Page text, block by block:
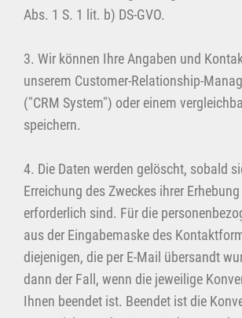
Abs. 1 S. 1 lit. b) DS-GVO.
3. Wir können Ihre Angaben und
unserem Customer-Relationship-
("CRM System") oder einem
speichern.
4. Die Daten werden gelöscht, sobald
Erreichung des Zweckes ihrer
erforderlich sind. Für die
aus der Eingabemaske des
diejenigen, die per E-Mail übersandt
dann der Fall, wenn die jeweilige
Ihnen beendet ist. Beendet ist die